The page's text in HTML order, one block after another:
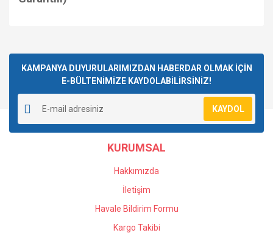
KAMPANYA DUYURULARIMIZDAN HABERDAR OLMAK İÇİN
E-BÜLTENİMİZE KAYDOLABİLİRSİNİZ!
KAYDOL
KURUMSAL
Hakkımızda
İletişim
Havale Bildirim Formu
Kargo Takibi